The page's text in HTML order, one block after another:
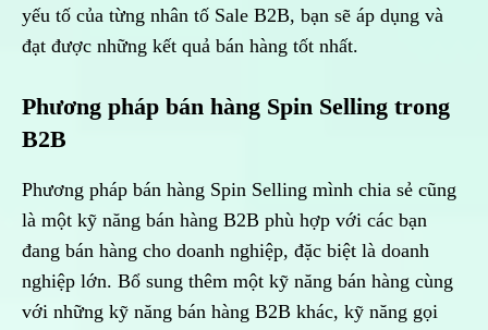
yếu tố của từng nhân tố Sale B2B, bạn sẽ áp dụng và
đạt được những kết quả bán hàng tốt nhất.
Phương pháp bán hàng Spin Selling trong
B2B
Phương pháp bán hàng Spin Selling mình chia sẻ cũng
là một kỹ năng bán hàng B2B phù hợp với các bạn
đang bán hàng cho doanh nghiệp, đặc biệt là doanh
nghiệp lớn. Bổ sung thêm một kỹ năng bán hàng cùng
với những kỹ năng bán hàng B2B khác, kỹ năng gọi